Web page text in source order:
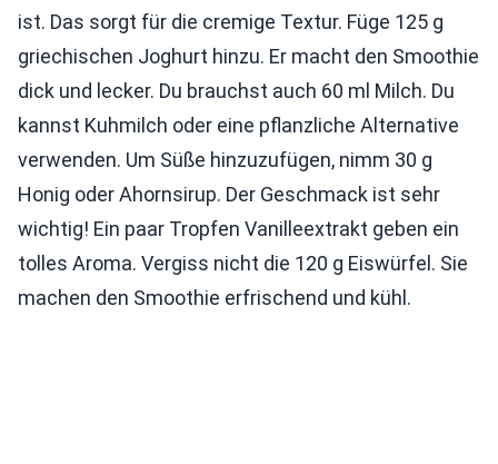
ist. Das sorgt für die cremige Textur. Füge 125 g
griechischen Joghurt hinzu. Er macht den Smoothie
dick und lecker. Du brauchst auch 60 ml Milch. Du
kannst Kuhmilch oder eine pflanzliche Alternative
verwenden. Um Süße hinzuzufügen, nimm 30 g
Honig oder Ahornsirup. Der Geschmack ist sehr
wichtig! Ein paar Tropfen Vanilleextrakt geben ein
tolles Aroma. Vergiss nicht die 120 g Eiswürfel. Sie
machen den Smoothie erfrischend und kühl.